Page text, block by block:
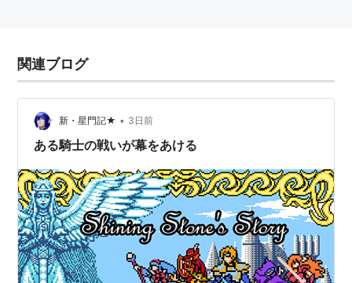
関連ブログ
新・星門記★ • 3日前
ある騎士の戦いが幕をあける